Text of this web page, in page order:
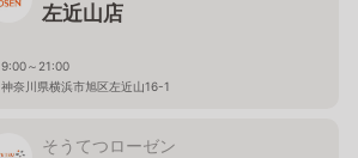
左近山店
9:00～21:00
神奈川県横浜市旭区左近山16-1
そうてつローゼン